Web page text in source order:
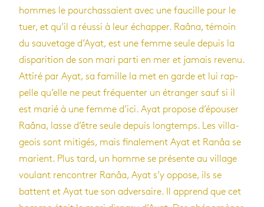
hommes le pour­chas­saient avec une fau­cille pour le
tuer, et qu’il a réussi à leur échap­per. Raâna, témoin
du sau­ve­tage d’Ayat, est une femme seule depuis la
dis­pa­ri­tion de son mari parti en mer et jamais revenu.
Attiré par Ayat, sa famille la met en garde et lui rap­
pelle qu’elle ne peut fré­quen­ter un étran­ger sauf si il
est marié à une femme d’ici. Ayat pro­pose d’épou­ser
Raâna, lasse d’être seule depuis long­temps. Les vil­la­
geois sont miti­gés, mais fina­le­ment Ayat et Ranâa se
marient. Plus tard, un homme se pré­sente au vil­lage
vou­lant ren­con­trer Ranâa, Ayat s’y oppose, ils se
battent et Ayat tue son adver­saire. Il apprend que cet